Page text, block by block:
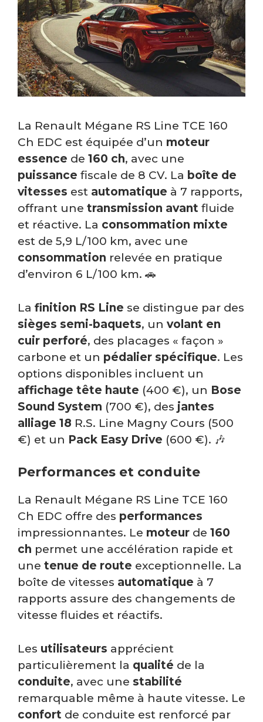
La Renault Mégane RS Line TCE 160
Ch EDC est équipée d’un moteur
essence de 160 ch, avec une
puissance fiscale de 8 CV. La boîte de
vitesses est automatique à 7 rapports,
offrant une transmission avant fluide
et réactive. La consommation mixte
est de 5,9 L/100 km, avec une
consommation relevée en pratique
d’environ 6 L/100 km. 🚗
La finition RS Line se distingue par des
sièges semi-baquets, un volant en
cuir perforé, des placages « façon »
carbone et un pédalier spécifique. Les
options disponibles incluent un
affichage tête haute (400 €), un Bose
Sound System (700 €), des jantes
alliage 18 R.S. Line Magny Cours (500
€) et un Pack Easy Drive (600 €). 🎶
Performances et conduite
La Renault Mégane RS Line TCE 160
Ch EDC offre des performances
impressionnantes. Le moteur de 160
ch permet une accélération rapide et
une tenue de route exceptionnelle. La
boîte de vitesses automatique à 7
rapports assure des changements de
vitesse fluides et réactifs.
Les utilisateurs apprécient
particulièrement la qualité de la
conduite, avec une stabilité
remarquable même à haute vitesse. Le
confort de conduite est renforcé par